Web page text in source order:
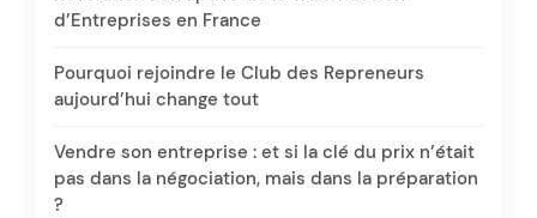
d’Entreprises en France
Pourquoi rejoindre le Club des Repreneurs
aujourd’hui change tout
Vendre son entreprise : et si la clé du prix n’était
pas dans la négociation, mais dans la préparation
?